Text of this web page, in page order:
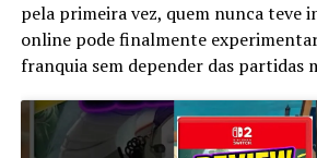
pela primeira vez, quem nunca teve
online pode finalmente experimentar
franquia sem depender das partidas